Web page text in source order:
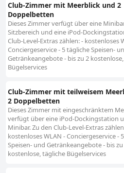
Club-Zimmer mit Meerblick und 2
Doppelbetten
Dieses Zimmer verfügt über eine
Sitzbereich und eine iPod-
Club-Level-Extras zählen: - kostenloses
Conciergeservice - 5 tägliche Speisen-
Getränkeangebote - bis zu 2
Bügelservices
Club-Zimmer mit teilweisem
2 Doppelbetten
Dieses Zimmer mit eingeschränktem
verfügt über eine iPod-Dockingstation
Minibar. Zu den Club-Level-Extras
kostenloses WLAN - Conciergeservice -
Speisen- und Getränkeangebote - bis zu
kostenlose, tägliche Bügelservices